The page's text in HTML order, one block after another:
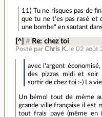
11) Tu ne risques pas de
que tu ne t'es pas rasé et
une bombe" en sautant
[^] # Re: chez toi
Posté par Chris K. le 02 août
avec l'argent
des pizzas midi et soir
sortir de chez toi :-) La
Un bémol tout de même
grande ville française il est
tout frais payé (même en